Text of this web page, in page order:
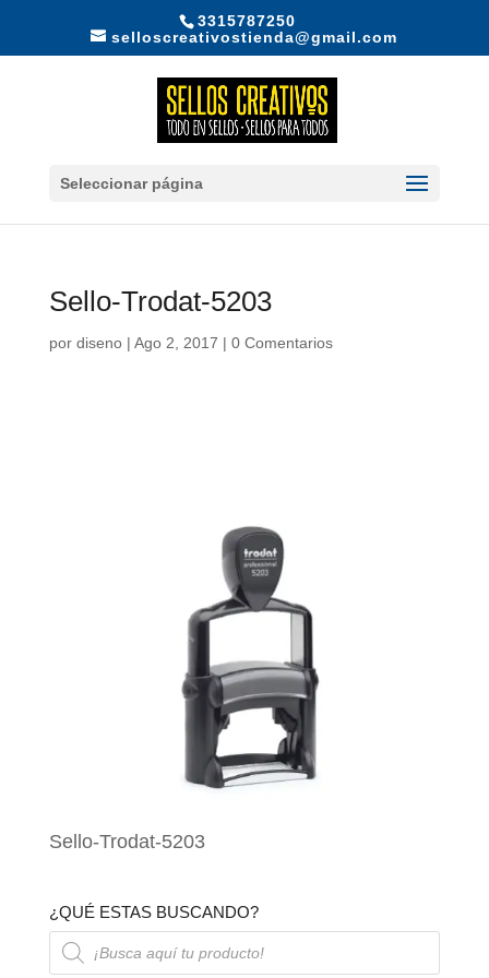
3315787250
selloscreativostienda@gmail.com
Seleccionar página
Sello-Trodat-5203
por diseno| Ago 2, 2017 | 0 Comentarios
Sello-Trodat-5203
¿QUÉ ESTAS BUSCANDO?
Búsqueda
de